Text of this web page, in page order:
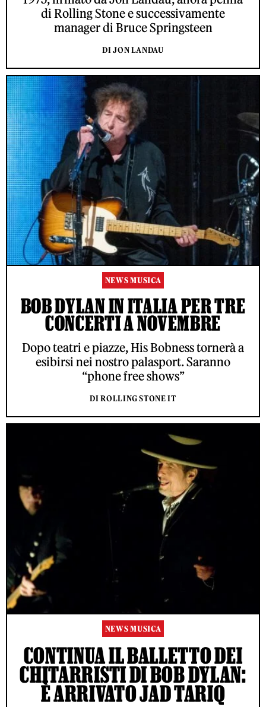
di Rolling Stone e successivamente
manager di Bruce Springsteen
DI JON LANDAU
NEWS MUSICA
BOB DYLAN IN ITALIA PER TRE
CONCERTI A NOVEMBRE
Dopo teatri e piazze, His Bobness tornerà a
esibirsi nei nostro palasport. Saranno
“phone free shows”
DI ROLLING STONE IT
NEWS MUSICA
CONTINUA IL BALLETTO DEI
CHITARRISTI DI BOB DYLAN:
È ARRIVATO JAD TARIQ